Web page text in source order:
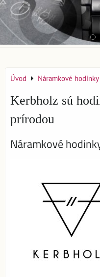
Úvod Náramkové hodinky
Kerbholz sú
prírodou
Náramkové